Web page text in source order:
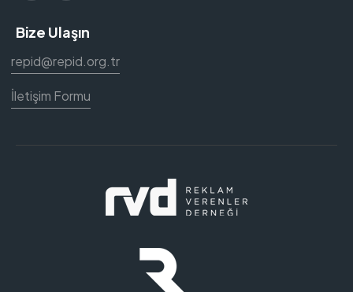
Bize Ulaşın
repid@repid.org.tr
İletişim Formu